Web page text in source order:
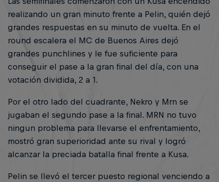
realizando un gran minuto frente a Pelin, quién dejó
grandes respuestas en su minuto de vuelta. En el
round escalera el MC de Buenos Aires dejó
grandes punchlines y le fue suficiente para
conseguir el pase a la gran final del día, con una
votación dividida, 2 a 1.
Por el otro lado del cuadrante, Nekro y Mrn se
jugaban el segundo pase a la final. MRN no tuvo
ningun problema para llevarse el enfrentamiento,
mostró gran superioridad ante su rival y logró
alcanzar la preciada batalla final frente a Kusa.
Pelin se llevó el tercer puesto regional venciendo a